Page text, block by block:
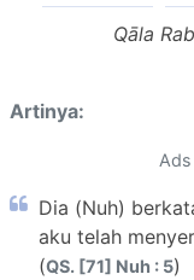
Qāla
Artinya:
Dia (Nuh)
aku telah
(QS. [71] Nuh : 5)